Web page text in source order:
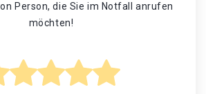
Person, die Sie im Notfall anrufen
möchten!